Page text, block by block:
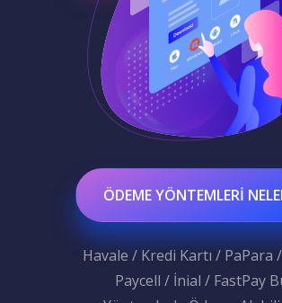
ÖDEME YÖNTEMLERI
Havale / Kredi Kartı / PaPara
Paycell / İnial / FastPay